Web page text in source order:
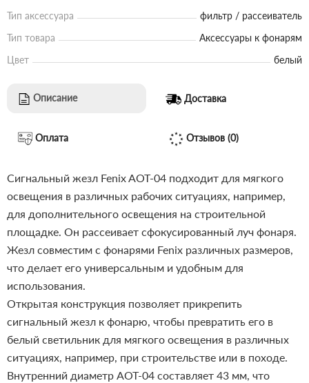
Тип аксессуара
фильтр / рассеиватель
Тип товара
Аксессуары к фонарям
Цвет
белый
Описание Доставка
Оплата Отзывов (0)
Сигнальный жезл Fenix AOT-04 подходит для мягкого
освещения в различных рабочих ситуациях, например,
для дополнительного освещения на строительной
площадке. Он рассеивает сфокусированный луч фонаря.
Жезл совместим с фонарями Fenix различных размеров,
что делает его универсальным и удобным для
использования.
Открытая конструкция позволяет прикрепить
сигнальный жезл к фонарю, чтобы превратить его в
белый светильник для мягкого освещения в различных
ситуациях, например, при строительстве или в походе.
Внутренний диаметр AOT-04 составляет 43 мм, что